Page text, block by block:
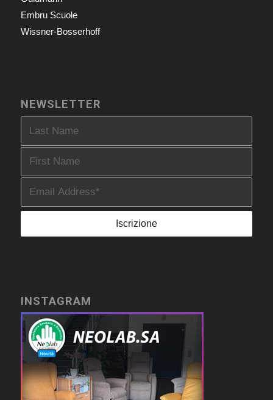
Embru Scuole
Wissner-Bosserhoff
NEWSLETTER
INSTAGRAM